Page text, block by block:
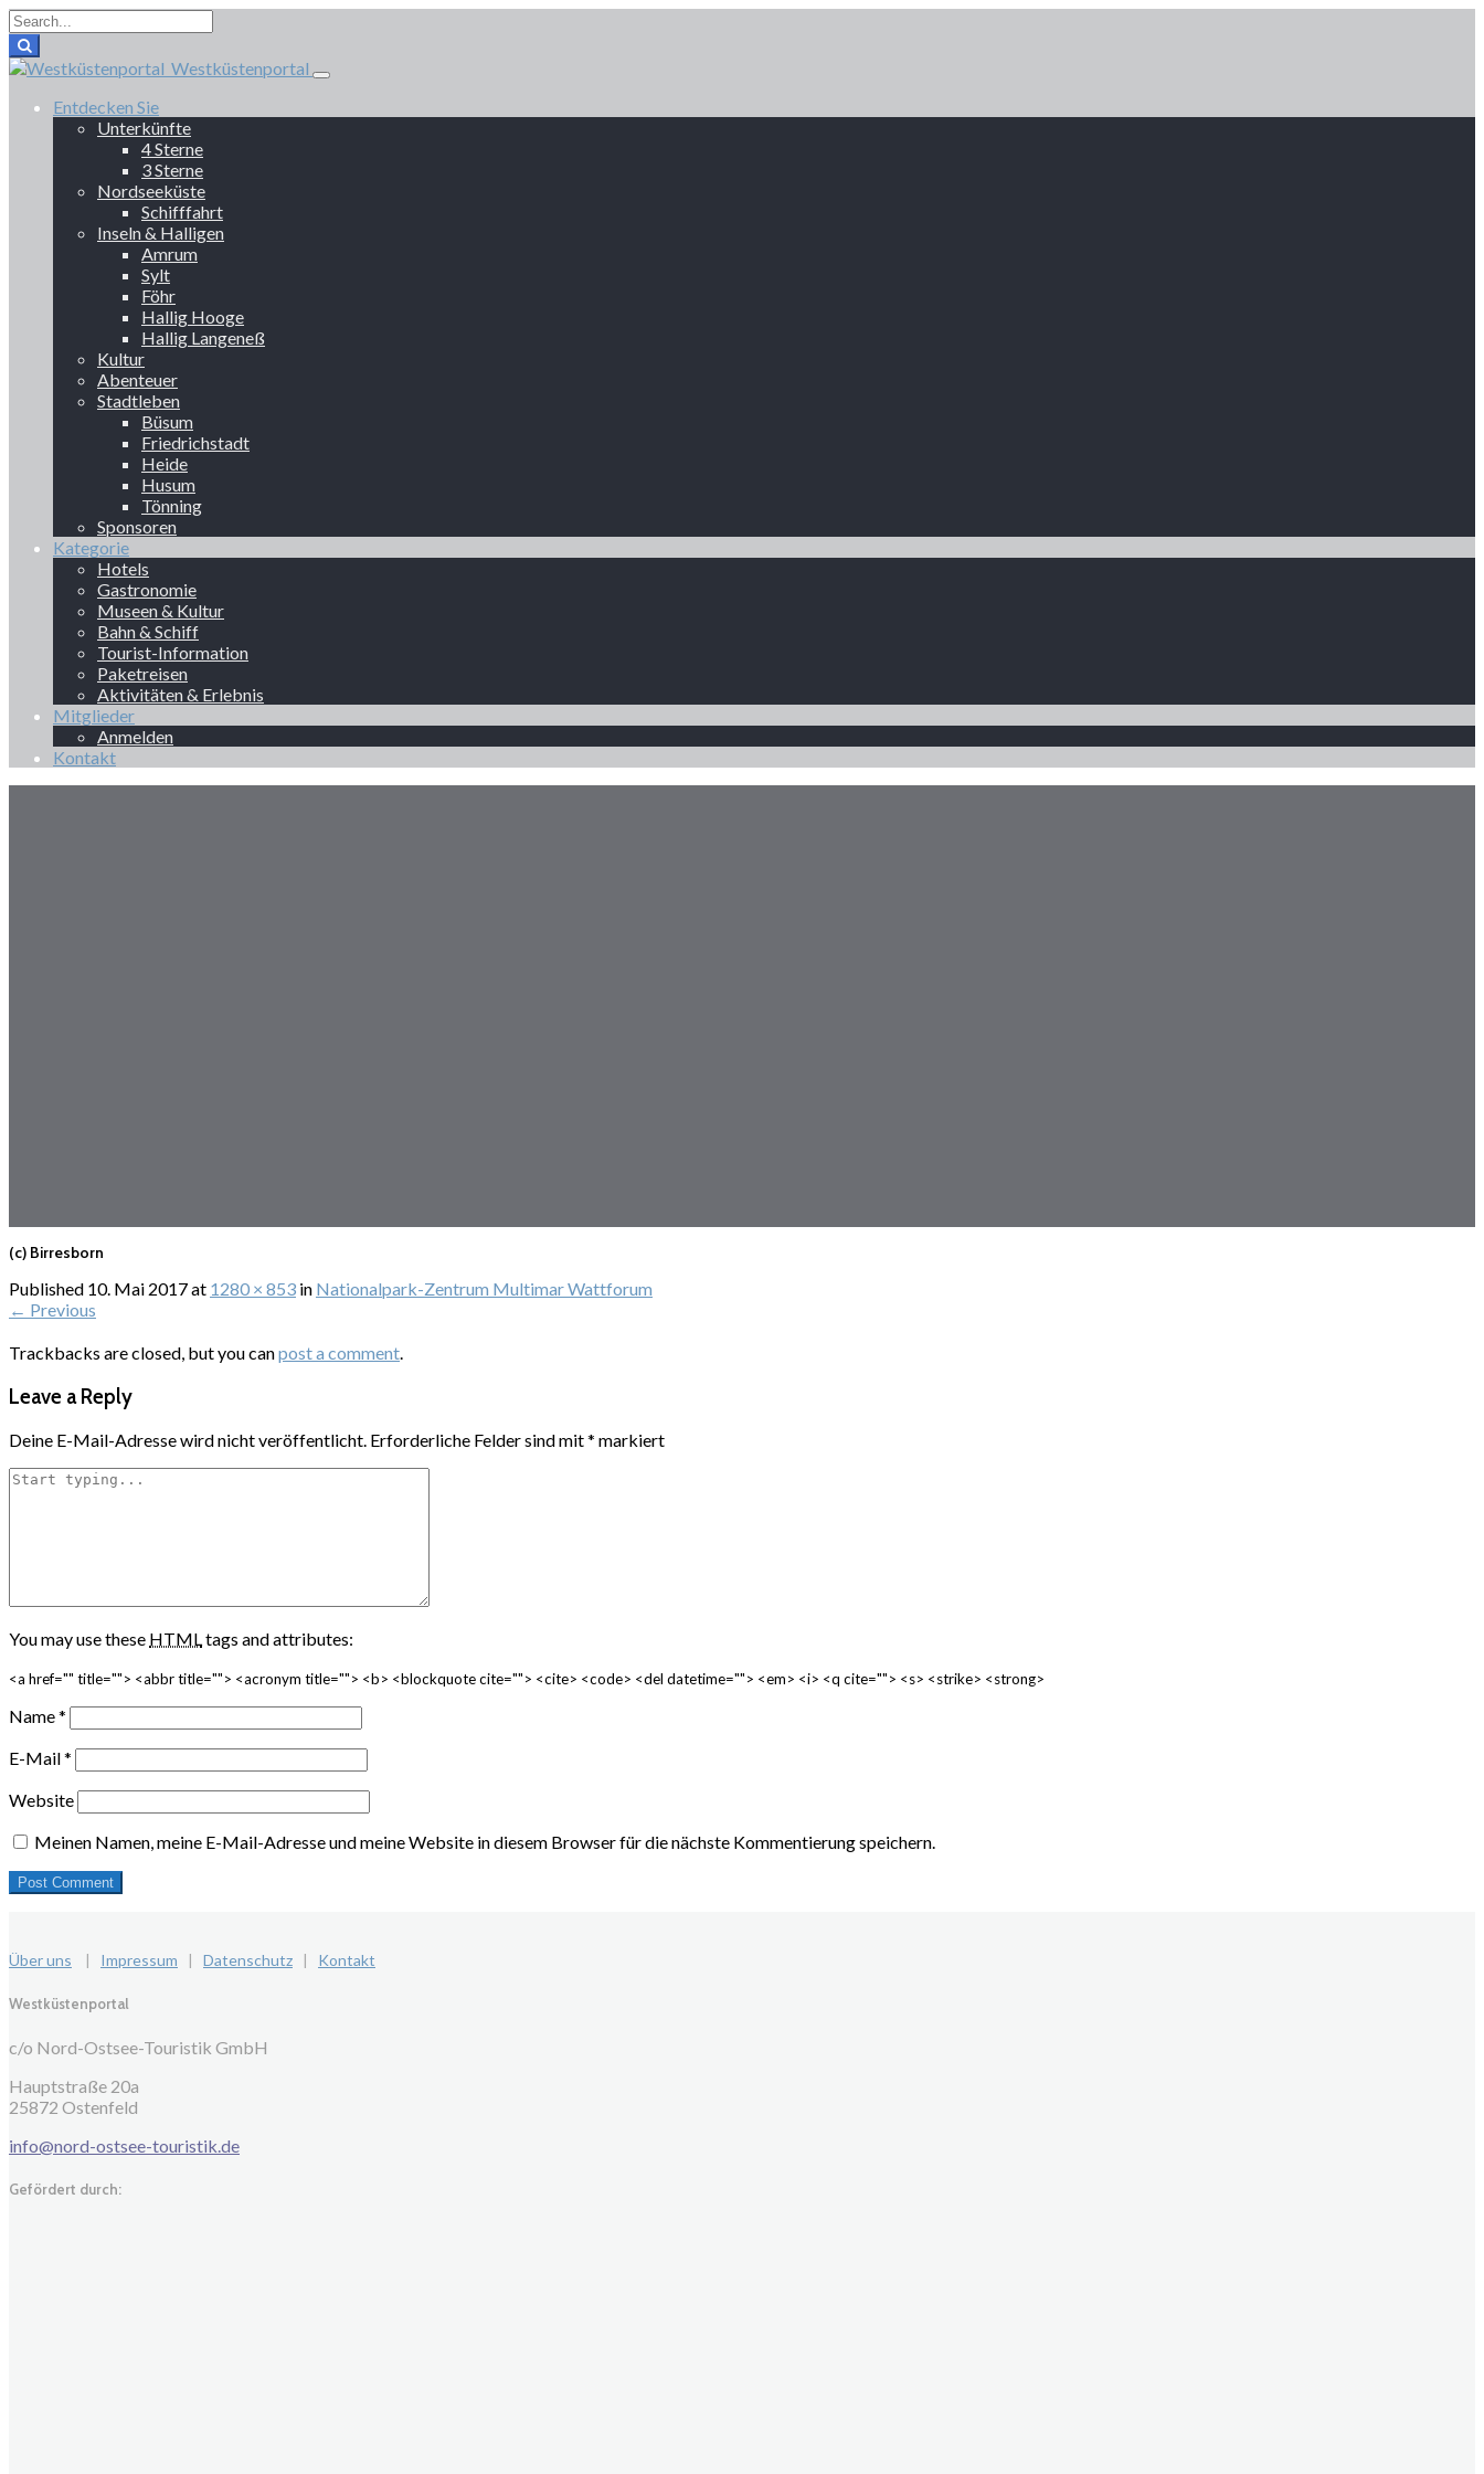
Westküstenportal
Entdecken Sie
Unterkünfte
4 Sterne
3 Sterne
Nordseeküste
Schifffahrt
Inseln & Halligen
Amrum
Sylt
Föhr
Hallig Hooge
Hallig Langeneß
Kultur
Abenteuer
Stadtleben
Büsum
Friedrichstadt
Heide
Husum
Tönning
Sponsoren
Kategorie
Hotels
Gastronomie
Museen & Kultur
Bahn & Schiff
Tourist-Information
Paketreisen
Aktivitäten & Erlebnis
Mitglieder
Anmelden
Kontakt
(c) Birresborn
Published 10. Mai 2017at 1280 × 853 in Nationalpark-Zentrum Multimar Wattforum
← Previous
Trackbacks are closed, but you canpost a comment.
Leave a Reply
Deine E-Mail-Adresse wird nicht veröffentlicht. Erforderliche Felder sind mit* markiert
You may use these HTMLtags and attributes:
<a href="" title=""> <abbr title=""> <acronym title=""> <b> <blockquote cite=""> <cite> <code> <del datetime=""> <em> <i> <q cite=""> <s> <strike> <strong>
Name*
E-Mail*
Website
Meinen Namen, meine E-Mail-Adresse und meine Website in diesem Browser für die nächste Kommentierung speichern.
Über uns | Impressum | Datenschutz | Kontakt
Westküstenportal
c/o Nord-Ostsee-Touristik GmbH
Hauptstraße 20a
25872 Ostenfeld
info@nord-ostsee-touristik.de
Gefördert durch: